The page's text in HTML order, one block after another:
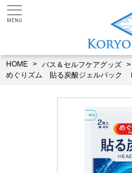
HOME
バス＆セルフケアグッズ
めぐりズム 貼る炭酸ジェルパック